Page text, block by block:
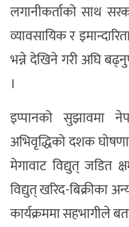
लगानीकर्ताको साथ
व्यावसायिक र
भन्ने देखिने गरी अघि
।
इप्पानको सुझावमा
अभिवृद्धिको दशक
मेगावाट विद्युत् जडित
विद्युत् खरिद-बिक्रीका
कार्यक्रममा सहभागीले